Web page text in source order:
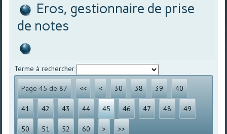
Eros, gestionnaire de prise
de notes
Terme à rechercher
Page 45 de 87 << < 30 38 39 40
41 42 43 44 45 46 47 48 49
50 51 52 60 > >>